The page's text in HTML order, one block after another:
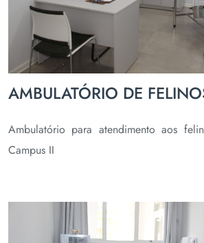
AMBULATÓRIO DE
Ambulatório para atendimento aos
Campus II